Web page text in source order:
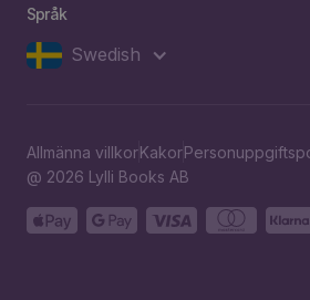
Språk
Swedish
Allmänna villkorKakor
@ 2026 Lylli Books AB